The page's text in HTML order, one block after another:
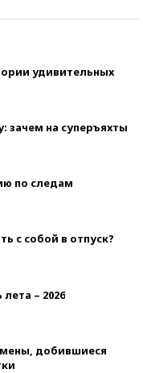
удивительных
зачем на суперъяхты
по следам
с собой в отпуск?
– 2026
добившиеся